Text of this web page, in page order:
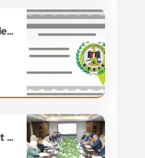
L'Organisation générale de contrôle des exportations et des importations est chargée de délivrer le certificat de vente libre (FSC) pour les expéditions de savon exportées vers le Maroc.
L’ingénieur/Essam El-Naggar reçoit une délégation auprès de l'Agence de Coopération Internationale (KOICA) pour lancer la mise en œuvre du projet de la(GOEIC) visant à mettre en place une "plateforme numérique pour l'inspection et le suivi basé sur les risques pour faciliter le commerce en Égypte "